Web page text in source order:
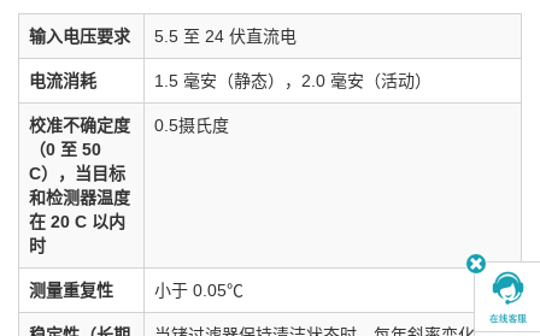
输入电压要求 5.5 至 24 伏直流电
电流消耗 1.5 毫安（静态），2.0 毫安（活动）
校准不确定度
（0 至 50
C），当目标
和检测器温度
在 20 C 以内
时
0.5摄氏度
测量重复性 小于 0.05℃